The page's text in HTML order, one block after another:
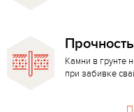
Камни в грунте
при забивке